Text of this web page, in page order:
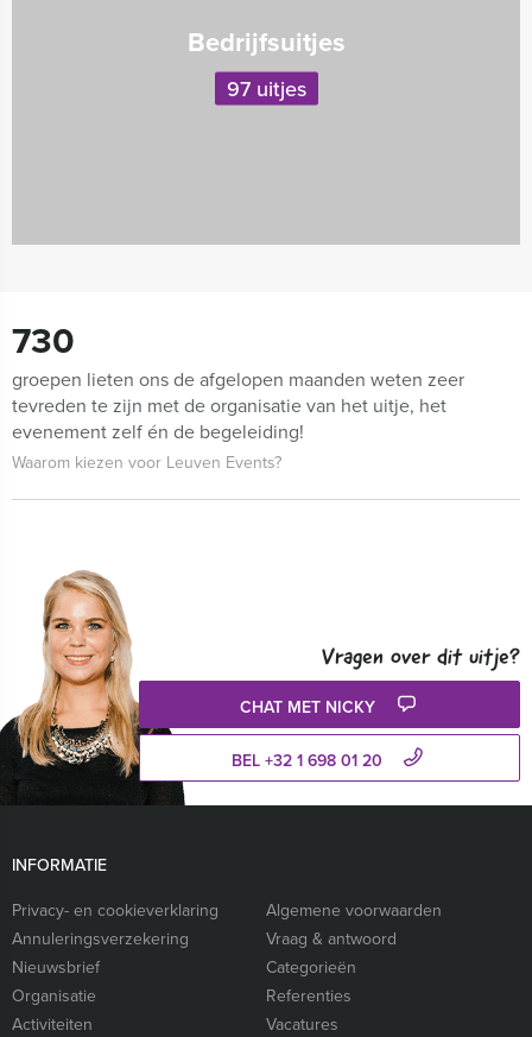
Bedrijfsuitjes
97 uitjes
730
groepen lieten ons de afgelopen maanden weten zeer
tevreden te zijn met de organisatie van het uitje, het
evenement zelf én de begeleiding!
Waarom kiezen voor Leuven Events?
Vragen over dit uitje?
CHAT MET NICKY
BEL +32 1 698 01 20
INFORMATIE
Privacy- en cookieverklaring
Algemene voorwaarden
Annuleringsverzekering
Vraag & antwoord
Nieuwsbrief
Categorieën
Organisatie
Referenties
Activiteiten
Vacatures